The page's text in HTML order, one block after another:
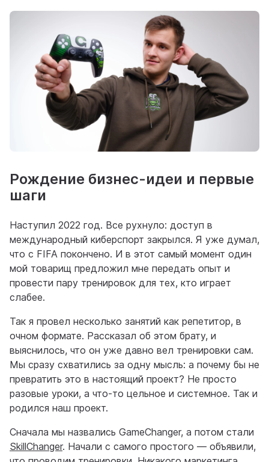
Рождение бизнес-идеи и первые
шаги
Наступил 2022 год. Все рухнуло: доступ в
международный киберспорт закрылся. Я уже думал,
что с FIFA покончено. И в этот самый момент один
мой товарищ предложил мне передать опыт и
провести пару тренировок для тех, кто играет
слабее.
Так я провел несколько занятий как репетитор, в
очном формате. Рассказал об этом брату, и
выяснилось, что он уже давно вел тренировки сам.
Мы сразу схватились за одну мысль: а почему бы не
превратить это в настоящий проект? Не просто
разовые уроки, а что-то цельное и системное. Так и
родился наш проект.
Сначала мы назвались GameChanger, а потом стали
SkillChanger. Начали с самого простого — объявили,